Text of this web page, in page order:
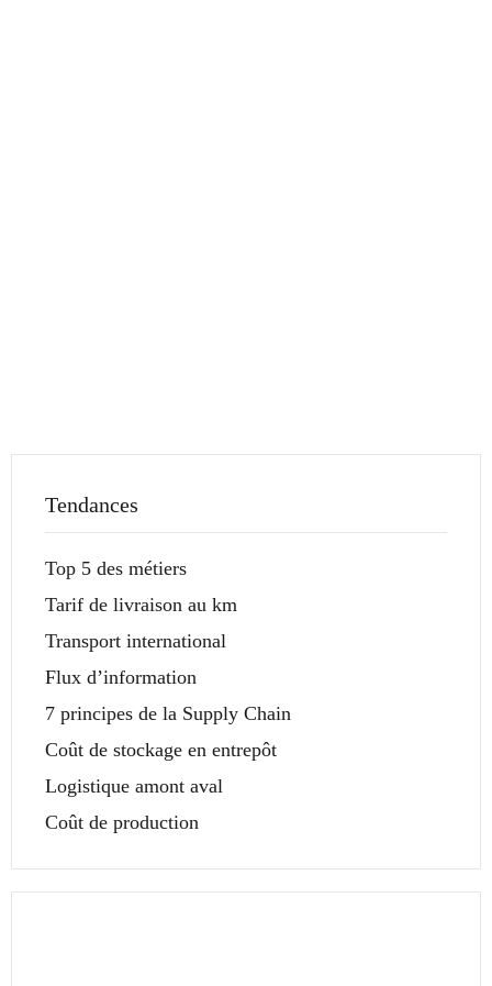
Tendances
Top 5 des métiers
Tarif de livraison au km
Transport international
Flux d’information
7 principes de la Supply Chain
Coût de stockage en entrepôt
Logistique amont aval
Coût de production